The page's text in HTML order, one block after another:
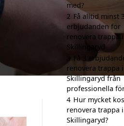
med?
2 Få alltid minst 3
erbjudanden för
renovera trappa i
Skillingaryd
Få 3
renovera trappa i
Skillingaryd från
professionella
4 Hur mycket
renovera trappa i
Skillingaryd?